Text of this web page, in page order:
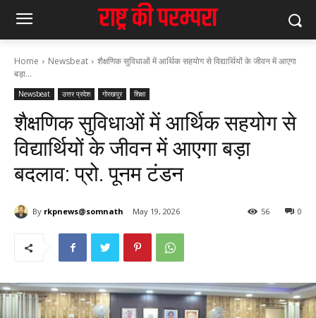
Home Newsbeat
शैक्षणिक सुविधाओं में आर्थिक सहयोग से विद्यार्थियों के जीवन में आएगा
बड़ा...
Newsbeat उत्तर प्रदेश गोरखपुर शिक्षा
शैक्षणिक सुविधाओं में आर्थिक सहयोग से
विद्यार्थियों के जीवन में आएगा बड़ा
बदलाव: प्रो. पूनम टंडन
By rkpnews@somnath May 19, 2026 0
56